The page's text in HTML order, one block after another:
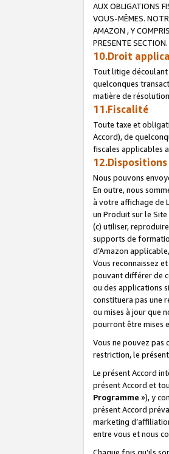
AUX OBLIGATIONS
VOUS-MÊMES.
AMAZON , Y
PRESENTE SECTION.
10.Droit
Tout litige découlant
quelconques
matière de
11.Fiscalité
Toute taxe et
Accord), de
fiscales applicables
Nous pouvons
En outre, nous
à votre affichage de
un Produit sur le
(c) utiliser,
supports de
d’Amazon
Vous reconnaissez
pouvant différer de
ou des applications
constituera pas une
ou mises à jour que
pourront être mises
Vous ne pouvez pas
restriction, le
Le présent Accord
présent Accord et
Programme »), y
présent Accord
marketing
entre vous et nous